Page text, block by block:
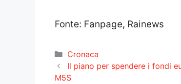
Fonte: Fanpage, Rainews
Categorie
Cronaca
Il piano per spendere i fondi
M5S